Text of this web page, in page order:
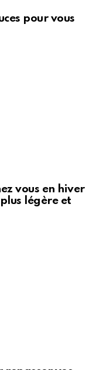
pour vous
vous en hiver
légère et